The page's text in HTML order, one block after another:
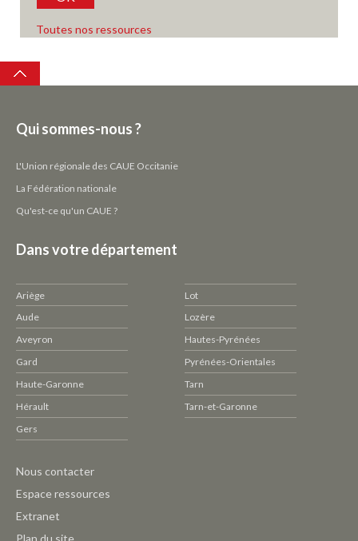
Toutes nos ressources
Top
Qui sommes-nous ?
L'Union régionale des CAUE Occitanie
La Fédération nationale
Qu'est-ce qu'un CAUE ?
Dans votre département
Ariège
Aude
Aveyron
Gard
Haute-Garonne
Hérault
Gers
Lot
Lozère
Hautes-Pyrénées
Pyrénées-Orientales
Tarn
Tarn-et-Garonne
Pied
de
page
Nous contacter
Espace ressources
Extranet
Plan du site